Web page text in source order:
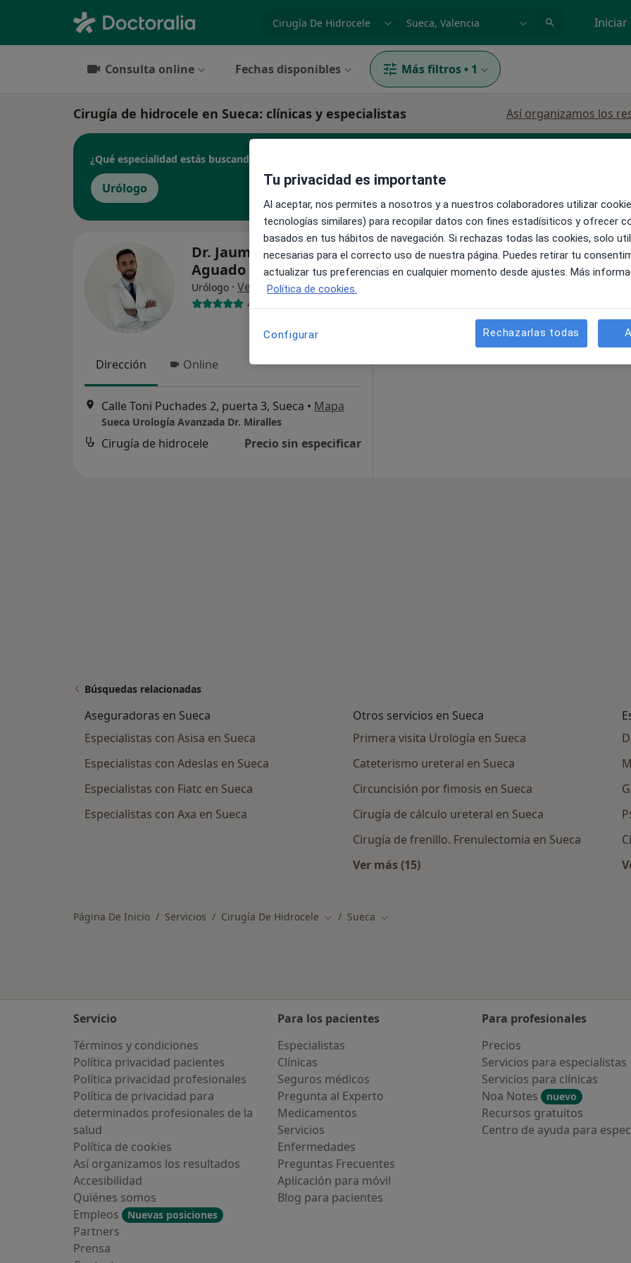
especialidad, enfermedad o nombre Iniciar
Consulta online Fechas disponibles Más filtros • 1
Cirugía de hidrocele en Sueca: clínicas y especialistas Así organizamos los
¿Qué especialidad estás buscando?
Urólogo
Dr. Jaume Miralles
Aguado
Urólogo · Ver más
499 opiniones
Dirección Online
Calle Toni Puchades 2, puerta 3, Sueca • Mapa
Sueca Urología Avanzada Dr. Miralles
Cirugía de hidrocele Precio sin especificar
La reserva de cita online no está
Pedir una cita
Búsquedas relacionadas
Aseguradoras en Sueca
Especialistas con Asisa en Sueca
Especialistas con Adeslas en Sueca
Especialistas con Fiatc en Sueca
Especialistas con Axa en Sueca
Otros servicios en Sueca
Primera visita Urología en Sueca
Cateterismo ureteral en Sueca
Circuncisión por fimosis en Sueca
Cirugía de cálculo ureteral en Sueca
Cirugía de frenillo. Frenulectomia en Sueca
Ver más (15)
Página De Inicio Servicios Cirugía De Hidrocele Cambiar de ciudad
Sueca Cambiar de ciudad
Servicio
Términos y condiciones
Política privacidad pacientes
Política privacidad profesionales
Política de privacidad para
determinados profesionales de la
salud
Política de cookies
Así organizamos los resultados
Accesibilidad
Quiénes somos
Empleos
Nuevas posiciones
Partners
Prensa
Para los pacientes
Especialistas
Clínicas
Seguros médicos
Pregunta al Experto
Medicamentos
Servicios
Enfermedades
Preguntas Frecuentes
Aplicación para móvil
Blog para pacientes
Para profesionales
Precios
Servicios para especialistas
Servicios para clínicas
Noa Notes
nuevo
Recursos gratuitos
Centro de ayuda para
Tu privacidad es importante
Al aceptar, nos permites a nosotros y a nuestros colaboradores utilizar
tecnologías similares) para recopilar datos con fines estadísiticos y ofrecer
basados en tus hábitos de navegación. Si rechazas todas las cookies, solo
necesarias para el correcto uso de nuestra página. Puedes retirar tu
actualizar tus preferencias en cualquier momento desde ajustes. Más
Política de cookies.
Configurar Rechazarlas todas